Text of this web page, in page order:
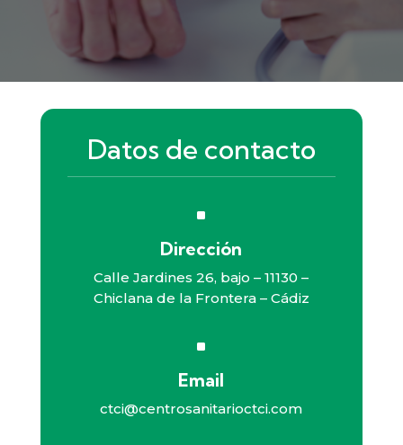
Datos de contacto
^
Dirección
Calle Jardines 26, bajo – 11130 –
Chiclana de la Frontera – Cádiz
^
Email
ctci@centrosanitarioctci.com